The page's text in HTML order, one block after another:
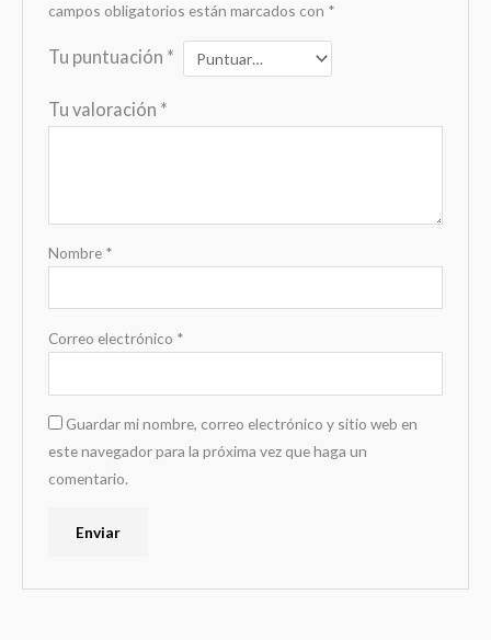
campos obligatorios están marcados con *
Tu puntuación *
Tu valoración *
Nombre *
Correo electrónico *
Guardar mi nombre, correo electrónico y sitio web en
este navegador para la próxima vez que haga un
comentario.